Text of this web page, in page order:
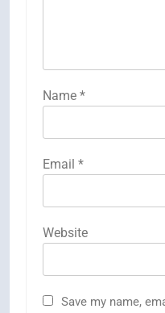
Name *
Email *
Website
Save my name,